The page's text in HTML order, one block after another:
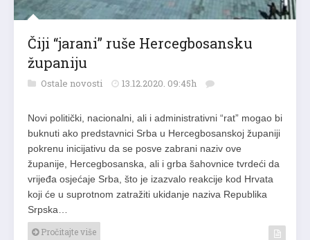
Čiji “jarani” ruše Hercegbosansku
županiju
Ostale novosti 13.12.2020. 09:45h
Novi politički, nacionalni, ali i administrativni “rat” mogao bi
buknuti ako predstavnici Srba u Hercegbosanskoj županiji
pokrenu inicijativu da se posve zabrani naziv ove
županije, Hercegbosanska, ali i grba šahovnice tvrdeći da
vrijeđa osjećaje Srba, što je izazvalo reakcije kod Hrvata
koji će u suprotnom zatražiti ukidanje naziva Republika
Srpska…
Pročitajte više